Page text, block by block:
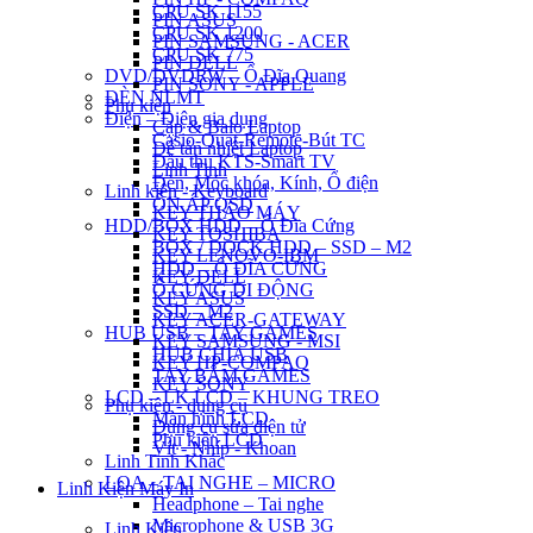
CPU SK 1155
CPU SK 1200
CPU SK 775
DVD/DVDRW – Ổ Đĩa Quang
ĐÈN NLMT
Điện – Điện gia dụng
Casio-Quạt-Remote-Bút TC
Đầu thu KTS-Smart TV
Đèn, Móc khóa, Kính, Ổ điện
ỔN ÁP QSD
HDD/BOX HDD – Ổ Đĩa Cứng
BOX / DOCK HDD – SSD – M2
HDD – Ổ ĐĨA CỨNG
Ổ CỨNG DI ĐỘNG
SSD – M2
HUB USB – TAY GAMES
HUB CHIA USB
TAY BẤM GAMES
LCD – LK LCD – KHUNG TREO
Màn hình LCD
Phụ kiện LCD
Linh Tinh Khác
LOA – TAI NGHE – MICRO
Headphone – Tai nghe
Microphone & USB 3G
PIN ASUS
PIN SAMSUNG - ACER
PIN DELL
PIN SONY - APPLE
Phụ kiện
Cặp & Balo Laptop
Đế tản nhiệt Laptop
Linh Tinh
Linh kiện - Keyboard
KEY THÁO MÁY
KEY TOSHIBA
KEY LENOVO-IBM
KEY DELL
KEY ASUS
KEY ACER-GATEWAY
KEY SAMSUNG - MSI
KEY HP-COMPAQ
KEY SONY
Phụ kiện - dụng cụ
Dụng cụ sửa điện tử
Vít - Nhíp - Khoan
Linh Kiện Máy In